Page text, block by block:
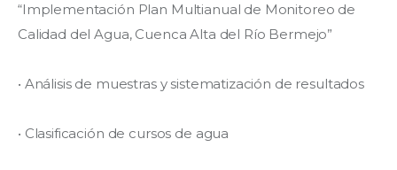
“Implementación Plan Multianual de Monitoreo de
Calidad del Agua, Cuenca Alta del Río Bermejo”
• Análisis de muestras y sistematización de resultados
• Clasificación de cursos de agua